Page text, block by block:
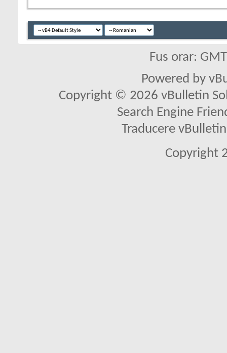
Fus orar:
Powered by
Copyright © 2026 vBulletin
Search Engine
Traducere
Copyright